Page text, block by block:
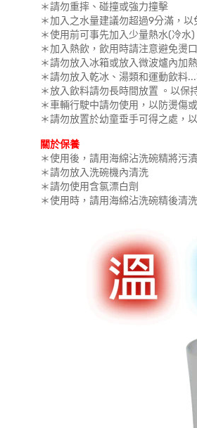
＊請勿重摔、碰撞或強力撞擊
＊加入之水量建議勿超過9分滿，以
＊使用前可事先加入少量熱水(冷水
＊加入熱飲，飲用時請注意避免燙口
＊請勿放入冰箱或放入微波爐內加熱
＊請勿放入乾冰、湯類和運動飲料
＊放入飲料請勿長時間放置 。以保
＊車輛行駛中請勿使用，以防燙傷
＊請勿放置於幼童垂手可得之處，
關於保養
＊使用後，請用海綿沾洗碗精將污
＊請勿放入洗碗機內清洗
＊請勿使用含氯漂白劑
＊使用時，請用海綿沾洗碗精後清